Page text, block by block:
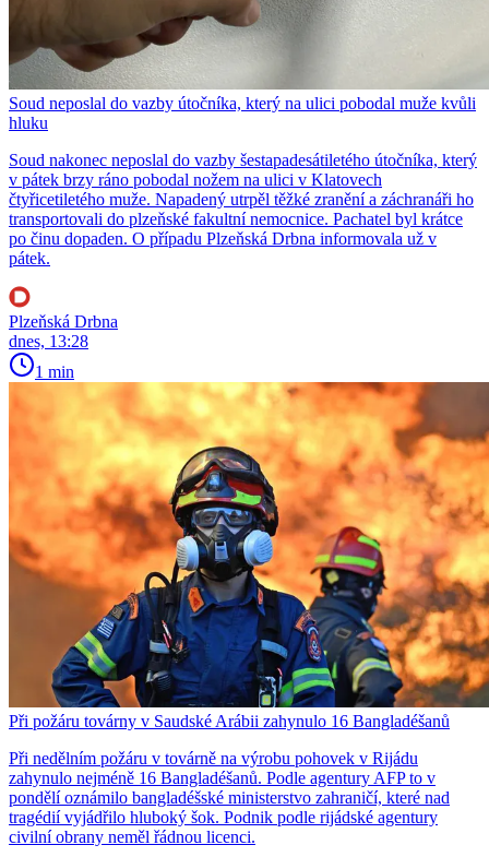
Soud neposlal do vazby útočníka, který na ulici pobodal muže kvůli
hluku
Soud nakonec neposlal do vazby šestapadesátiletého útočníka, který
v pátek brzy ráno pobodal nožem na ulici v Klatovech
čtyřicetiletého muže. Napadený utrpěl těžké zranění a záchranáři ho
transportovali do plzeňské fakultní nemocnice. Pachatel byl krátce
po činu dopaden. O případu Plzeňská Drbna informovala už v
pátek.
Plzeňská Drbna
dnes, 13:28
1 min
Při požáru továrny v Saudské Arábii zahynulo 16 Bangladéšanů
Při nedělním požáru v továrně na výrobu pohovek v Rijádu
zahynulo nejméně 16 Bangladéšanů. Podle agentury AFP to v
pondělí oznámilo bangladéšské ministerstvo zahraničí, které nad
tragédií vyjádřilo hluboký šok. Podnik podle rijádské agentury
civilní obrany neměl řádnou licenci.